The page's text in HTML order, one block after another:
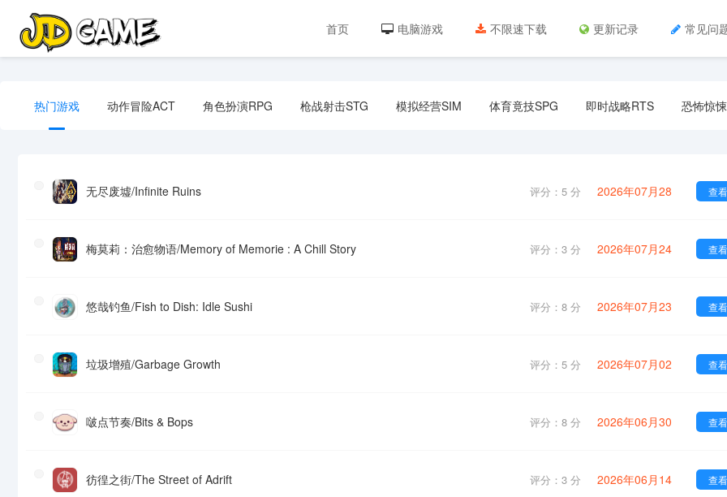
首页 电脑游戏 不限速下载 更新记录 常见问
热门游戏 动作冒险ACT 角色扮演RPG 枪战射击STG 模拟经营SIM 体育竟技SPG 即时战略RTS 恐怖惊
无尽废墟/Infinite Ruins 查看
评分：5 分 2026年07月28
梅莫莉：治愈物语/Memory of Memorie : A Chill Story 查看
评分：3 分 2026年07月24
悠哉钓鱼/Fish to Dish: Idle Sushi 查看
评分：8 分 2026年07月23
垃圾增殖/Garbage Growth 查看
评分：5 分 2026年07月02
啵点节奏/Bits & Bops 查看
评分：8 分 2026年06月30
彷徨之街/The Street of Adrift 查看
评分：3 分 2026年06月14